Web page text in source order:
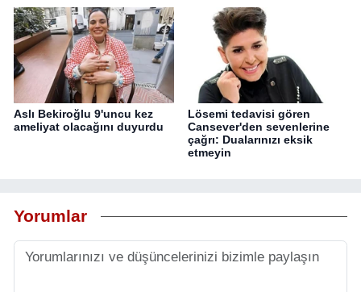
Aslı Bekiroğlu 9'uncu kez
ameliyat olacağını duyurdu
Lösemi tedavisi gören
Cansever'den sevenlerine
çağrı: Dualarınızı eksik
etmeyin
Yorumlar